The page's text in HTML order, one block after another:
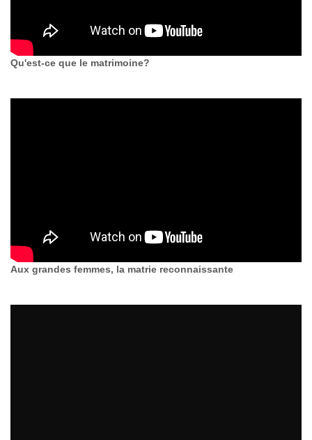
Qu'est-ce que le matrimoine?
Aux grandes femmes, la matrie reconnaissante